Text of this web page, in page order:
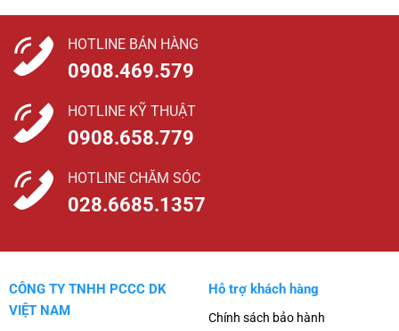
HOTLINE BÁN HÀNG
0908.469.579
HOTLINE KỸ THUẬT
0908.658.779
HOTLINE CHĂM SÓC
028.6685.1357
CÔNG TY TNHH PCCC DK
VIỆT NAM
Hỗ trợ khách hàng
Chính sách bảo hành